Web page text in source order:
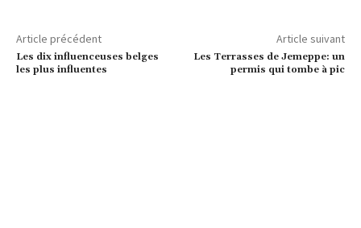
Article précédent
Les dix influenceuses belges
les plus influentes
Article suivant
Les Terrasses de Jemeppe: un
permis qui tombe à pic